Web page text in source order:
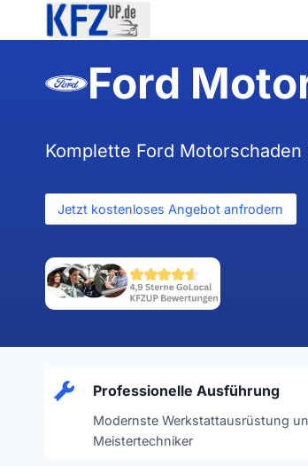
Ford
Komplette Ford
Jetzt kostenloses Angebot anfrodern
Professionelle Ausführung
Modernste Werkstattausrüstung
Meistertechniker